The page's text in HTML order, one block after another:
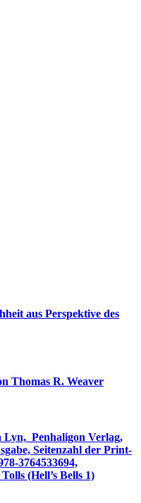
aus Perspektive des
Thomas R. Weaver
Lyn, ‎ Penhaligon Verlag,
Seitenzahl der Print-
Tolls (Hell’s Bells 1)